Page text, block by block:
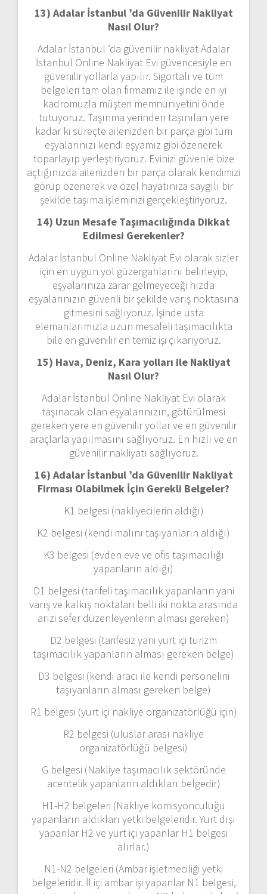
13) Adalar İstanbul ’da Güvenilir Nakliyat
Nasıl Olur?
Adalar İstanbul ’da güvenilir nakliyat Adalar
İstanbul Online Nakliyat Evi güvencesiyle en
güvenilir yollarla yapılır. Sigortalı ve tüm
belgeleri tam olan firmamız ile işinde en iyi
kadromuzla müşteri memnuniyetini önde
tutuyoruz. Taşınma yerinden taşınılan yere
kadar ki süreçte ailenizden bir parça gibi tüm
eşyalarınızı kendi eşyamız gibi özenerek
toparlayıp yerleştiriyoruz. Evinizi güvenle bize
açtığınızda ailenizden bir parça olarak kendimizi
görüp özenerek ve özel hayatınıza saygılı bir
şekilde taşıma işleminizi gerçekleştiriyoruz.
14) Uzun Mesafe Taşımacılığında Dikkat
Edilmesi Gerekenler?
Adalar İstanbul Online Nakliyat Evi olarak sizler
için en uygun yol güzergahlarını belirleyip,
eşyalarınıza zarar gelmeyeceği hızda
eşyalarınızın güvenli bir şekilde varış noktasına
gitmesini sağlıyoruz. İşinde usta
elemanlarımızla uzun mesafeli taşımacılıkta
bile en güvenilir en temiz işi çıkarıyoruz.
15) Hava, Deniz, Kara yolları ile Nakliyat
Nasıl Olur?
Adalar İstanbul Online Nakliyat Evi olarak
taşınacak olan eşyalarınızın, götürülmesi
gereken yere en güvenilir yollar ve en güvenilir
araçlarla yapılmasını sağlıyoruz. En hızlı ve en
güvenilir nakliyatı sağlıyoruz.
16) Adalar İstanbul ’da Güvenilir Nakliyat
Firması Olabilmek İçin Gerekli Belgeler?
K1 belgesi (nakliyecilerin aldığı)
K2 belgesi (kendi malını taşıyanların aldığı)
K3 belgesi (evden eve ve ofis taşımacılığı
yapanların aldığı)
D1 belgesi (tarifeli taşımacılık yapanların yani
varış ve kalkış noktaları belli iki nokta arasında
arızi sefer düzenleyenlerin alması gereken)
D2 belgesi (tarifesiz yani yurt içi turizm
taşımacılık yapanların alması gereken belge)
D3 belgesi (kendi aracı ile kendi personelini
taşıyanların alması gereken belge)
R1 belgesi (yurt içi nakliye organizatörlüğü için)
R2 belgesi (uluslar arası nakliye
organizatörlüğü belgesi)
G belgesi (Nakliye taşımacılık sektöründe
acentelik yapanların aldıkları belgedir)
H1-H2 belgeleri (Nakliye komisyonculuğu
yapanların aldıkları yetki belgeleridir. Yurt dışı
yapanlar H2 ve yurt içi yapanlar H1 belgesi
alırlar.)
N1-N2 belgeleri (Ambar işletmeciliği yetki
belgeleridir. İl içi ambar işi yapanlar N1 belgesi,